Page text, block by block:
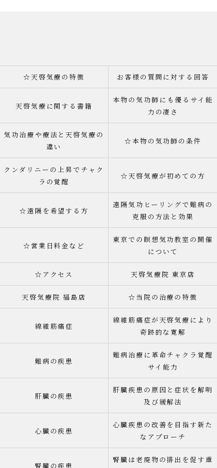
☆天啓気療の特徴 お客様の質問に対する回答
天啓気療に関する書籍
本物の気功師にも優るサイ能
力の凄さ
気功治療や療法と天啓気療の
違い
☆本物の気功師の条件
クンダリニーの上昇でチャク
ラの覚醒
☆天啓気療が初めての方
☆遠隔を希望する方
遠隔気功ヒーリングで難病の
克服の方法と効果
☆営業日料金など
東京での瞑想気功教室の開催
について
☆アクセス 天啓気療院 東京店
天啓気療院 福島店 ☆当院の治療の特徴
線維筋痛症
線維筋痛症が天啓気療により
奇跡的な寛解
難病の疾患
難病治療に革命チャクラ覚醒
サイ能力
肝臓の疾患
肝臓疾患の原因と症状を解明
及び緩解法
心臓の疾患
心臓疾患の改善を目指す新た
なアプローチ
腎臓の疾患
腎臓は老廃物の排出を促す重